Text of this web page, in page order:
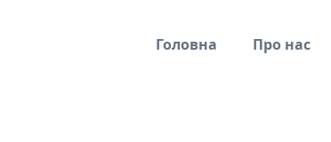
Головна
Про нас